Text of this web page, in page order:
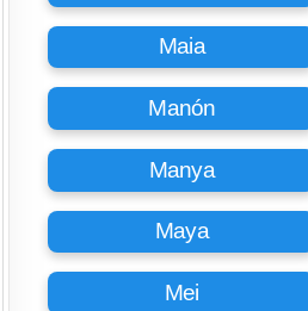
Maia
Manón
Manya
Maya
Mei